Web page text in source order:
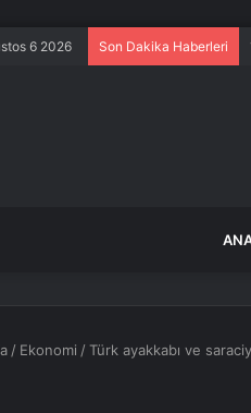
6 2026 Son Dakika Haberleri
/ Ekonomi /Türk ayakkabı ve